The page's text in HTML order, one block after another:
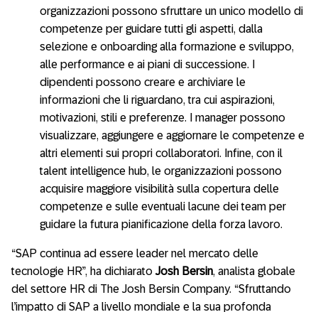
organizzazioni possono sfruttare un unico modello di
competenze per guidare tutti gli aspetti, dalla
selezione e onboarding alla formazione e sviluppo,
alle performance e ai piani di successione. I
dipendenti possono creare e archiviare le
informazioni che li riguardano, tra cui aspirazioni,
motivazioni, stili e preferenze. I manager possono
visualizzare, aggiungere e aggiornare le competenze e
altri elementi sui propri collaboratori. Infine, con il
talent intelligence hub, le organizzazioni possono
acquisire maggiore visibilità sulla copertura delle
competenze e sulle eventuali lacune dei team per
guidare la futura pianificazione della forza lavoro.
“SAP continua ad essere leader nel mercato delle
tecnologie HR”, ha dichiaratoJosh Bersin, analista globale
del settore HR di The Josh Bersin Company. “Sfruttando
l’impatto di SAP a livello mondiale e la sua profonda